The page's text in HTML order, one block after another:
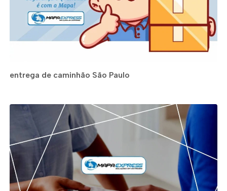
entrega de caminhão São Paulo